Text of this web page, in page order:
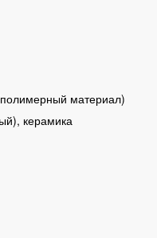
материал)
керамика